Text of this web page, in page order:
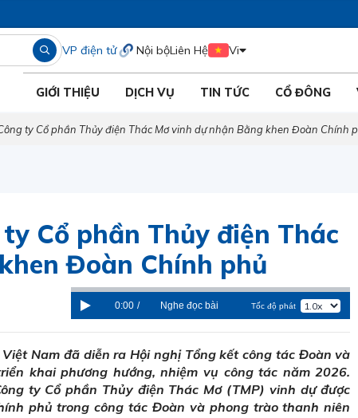
VP điện tử Nội bộLiên Hệ Vi
GIỚI THIỆU DỊCH VỤ TIN TỨC CỔ ĐÔNG
ty Cổ phần Thủy điện Thác Mơ vinh dự nhận Bằng khen Đoàn Chính
Cổ phần Thủy điện Thác
Đoàn Chính phủ
0:00 / Nghe đọc bài Tốc độ phát
Nam đã diễn ra Hội nghị Tổng kết công tác Đoàn và
khai phương hướng, nhiệm vụ công tác năm 2026.
ty Cổ phần Thủy điện Thác Mơ (TMP) vinh dự được
phủ trong công tác Đoàn và phong trào thanh niên